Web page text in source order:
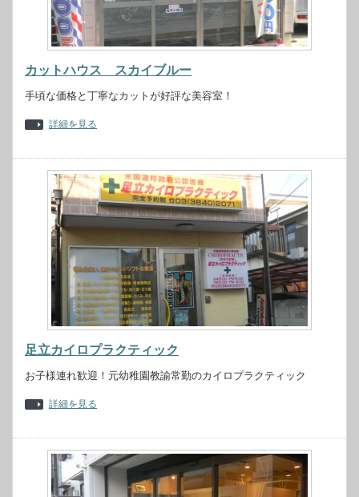
カットハウス スカイブルー
手頃な価格と丁寧なカットが好評な美容室！
詳細を見る
足立カイロプラクティック
お子様連れ歓迎！元幼稚園教諭常勤のカイロプラクティック
詳細を見る